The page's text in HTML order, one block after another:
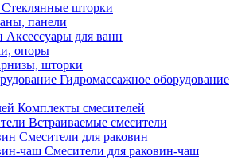
Стеклянные шторки
панели
Аксессуары для ванн
опоры
шторки
Гидромассажное оборудование
Комплекты смесителей
Встраиваемые смесители
Смесители для раковин
Смесители для раковин-чаш